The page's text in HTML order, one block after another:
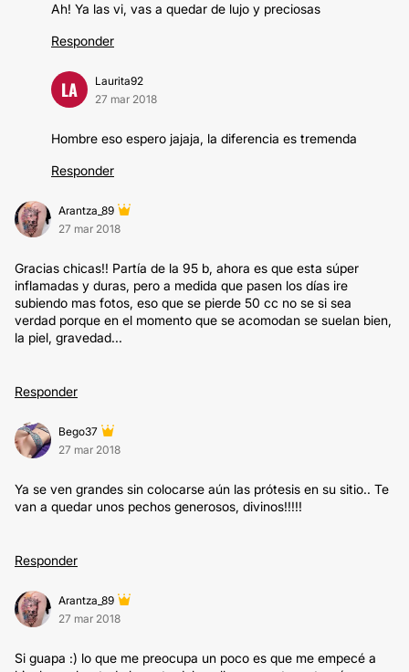
Ah! Ya las vi, vas a quedar de lujo y preciosas
Responder
LA
Laurita92
27 mar 2018
Hombre eso espero jajaja, la diferencia es tremenda
Responder
Arantza_89
27 mar 2018
Gracias chicas!! Partía de la 95 b, ahora es que esta súper
inflamadas y duras, pero a medida que pasen los días ire
subiendo mas fotos, eso que se pierde 50 cc no se si sea
verdad porque en el momento que se acomodan se suelan bien,
la piel, gravedad...
Responder
Bego37
27 mar 2018
Ya se ven grandes sin colocarse aún las prótesis en su sitio.. Te
van a quedar unos pechos generosos, divinos!!!!!
Responder
Arantza_89
27 mar 2018
Si guapa :) lo que me preocupa un poco es que me empecé a